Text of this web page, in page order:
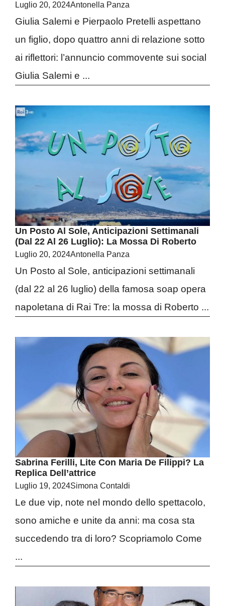
Luglio 20, 2024Antonella Panza
Giulia Salemi e Pierpaolo Pretelli aspettano
un figlio, dopo quattro anni di relazione sotto
ai riflettori: l’annuncio commovente sui social
Giulia Salemi e ...
Un Posto Al Sole, Anticipazioni Settimanali
(dal 22 Al 26 Luglio): La Mossa Di Roberto
Luglio 20, 2024Antonella Panza
Un Posto al Sole, anticipazioni settimanali
(dal 22 al 26 luglio) della famosa soap opera
napoletana di Rai Tre: la mossa di Roberto ...
Sabrina Ferilli, Lite Con Maria De Filippi? La
Replica Dell’attrice
Luglio 19, 2024Simona Contaldi
Le due vip, note nel mondo dello spettacolo,
sono amiche e unite da anni: ma cosa sta
succedendo tra di loro? Scopriamolo Come
...